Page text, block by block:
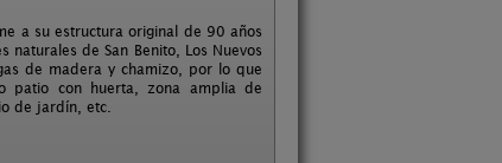
a su estructura original de 90 años
de San Benito, Los Nuevos
de madera y chamizo, por lo que
patio con huerta, zona amplia de
de jardín, etc.